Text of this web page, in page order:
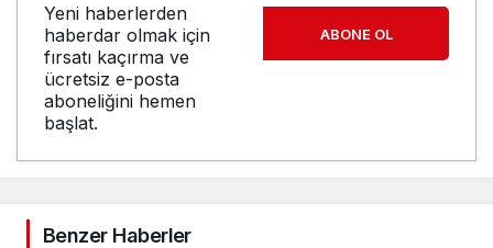
Yeni haberlerden
haberdar olmak için
fırsatı kaçırma ve
ücretsiz e-posta
aboneliğini hemen
başlat.
ABONE OL
Benzer Haberler